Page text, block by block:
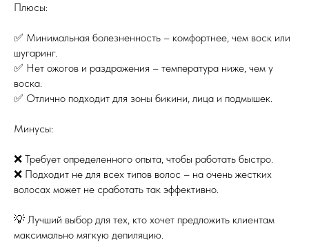
Плюсы:
✅ Минимальная болезненность – комфортнее, чем воск или
шугаринг.
✅ Нет ожогов и раздражения – температура ниже, чем у
воска.
✅ Отлично подходит для зоны бикини, лица и подмышек.
Минусы:
❌ Требует определенного опыта, чтобы работать быстро.
❌ Подходит не для всех типов волос – на очень жестких
волосах может не сработать так эффективно.
💡 Лучший выбор для тех, кто хочет предложить клиентам
максимально мягкую депиляцию.